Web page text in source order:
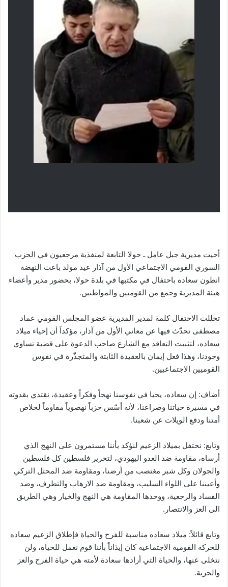
أحيت مديرية جبل عامل ـ حولا التابعة لمنفذية مرجعيون في الحزب
السوري القومي الاجتماعي الأول من آذار عيد مولد باعث النهضة
انطون سعاده باحتفال في مكتبها في بلدة حولا، بحضور مدير وأعضاء
هيئة المديرية وجمع من القوميين والمواطنين.
تخللت الاحتفال كلمة لمدير المديرية عضو المجلس القومي عماد
مصطفى تحدّث فيها عن معاني الأول من آذار، مؤكداً أن إحياء ميلاد
سعاده، لتثبيت التعاقد مع الشارع صاحب الدعوة على قضية تساوي
وجودنا، وهذا فعل إيمان بالعقيدة الثابتة والمتجذّرة في نفوس
القوميين الاجتماعيين.
أضاف: إن سعاده، يحيا في نفوسنا نهجاً وفكراً وعقيدة، نقتدي بقدوته
في مسيرة حياتنا وصراعنا، لأنه أسّس حزباً نهصوياً مقاوماً لخلاص
أمتنا ودفع الويلات عن شعبنا.
وتابع: نحتفل بميلاد الزعيم لنؤكد بأننا مستمرون على النهج الذي
أرساه، مقاومة ضد العدو اليهودي، لتحرير فلسطين كل فلسطين
والجولان وكل شبر مغتصب من أرضنا، ومقاومة ضد المحتل التركي
وأعيننا على اللواء السليب، ومقاومة ضد الارهاب والتطرف، وضد
الفساد والرجعية، ووحدها المقاومة هي النهج والخيار وهي الطريق
الى العز والانتصار.
وتابع قائلاً: ميلاد سعاده مناسبة للفرح والحياة فإطلاق الزعيم سعاده
للحركة القومية الاجتماعية كان إيذاناً بأننا قوم نعمل للحياة، ولن
نتخلى عنها، والحياة التي أرادها سعادة لأمته هي حياة الفرح والعز
والحرية.